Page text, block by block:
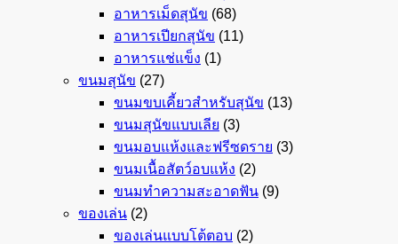
อาหารเม็ดสุนัข (68)
อาหารเปียกสุนัข (11)
อาหารแช่แข็ง (1)
ขนมสุนัข (27)
ขนมขบเคี้ยวสำหรับสุนัข (13)
ขนมสุนัขแบบเลีย (3)
ขนมอบแห้งและฟรีซดราย (3)
ขนมเนื้อสัตว์อบแห้ง (2)
ขนมทำความสะอาดฟัน (9)
ของเล่น (2)
ของเล่นแบบโต้ตอบ (2)